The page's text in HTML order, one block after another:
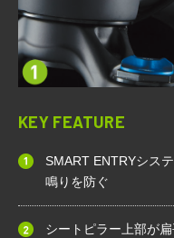
KEY FEATURE
SMART ENTRYシス
鳴りを防ぐ
シートピラー上部が